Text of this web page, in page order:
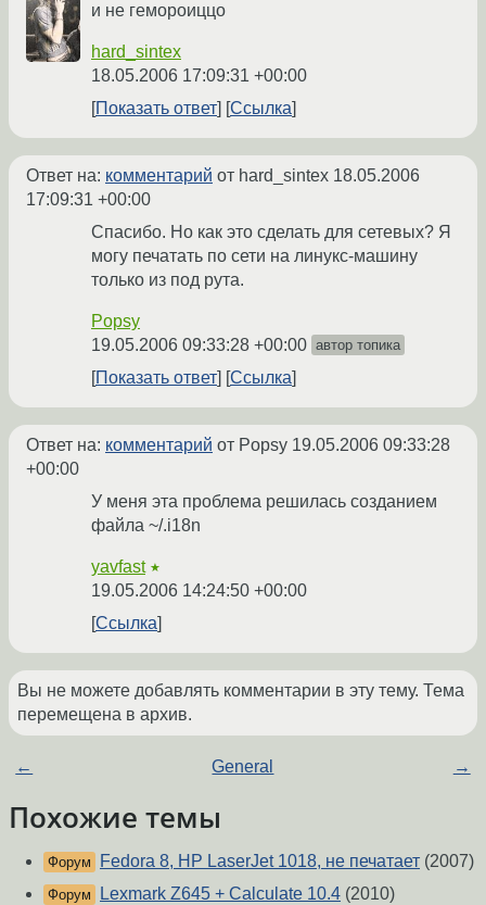
и не гемороиццо
hard_sintex
18.05.2006 17:09:31 +00:00
Показать ответ
Ссылка
Ответ на: комментарий от hard_sintex 18.05.2006
17:09:31 +00:00
Спасибо. Но как это сделать для сетевых? Я
могу печатать по сети на линукс-машину
только из под рута.
Popsy
19.05.2006 09:33:28 +00:00 автор топика
Показать ответ Ссылка
Ответ на: комментарий от Popsy 19.05.2006 09:33:28
+00:00
У меня эта проблема решилась созданием
файла ~/.i18n
yavfast ★
19.05.2006 14:24:50 +00:00
Ссылка
Вы не можете добавлять комментарии в эту тему. Тема
перемещена в архив.
← General →
Похожие темы
Форум Fedora 8, HP LaserJet 1018, не печатает (2007)
Форум Lexmark Z645 + Calculate 10.4 (2010)